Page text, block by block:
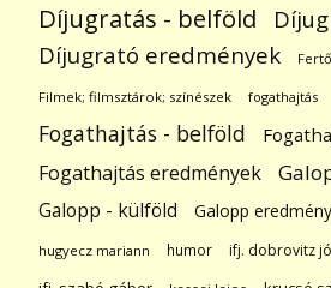
Díjugratás - belföld
Díjugrató eredmények
Filmek; filmsztárok; színészek fogathajtás
Fogathajtás - belföld
Fogathajtás eredmények
Galopp - külföld Galopp
hugyecz mariann humor ifj. dobrovitz